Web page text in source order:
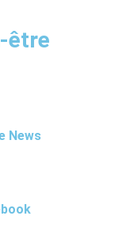
être
News